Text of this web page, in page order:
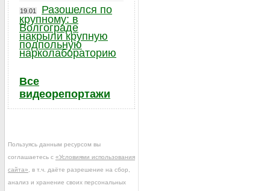
19.01
Разошелся по
крупному: в
Волгограде
накрыли крупную
подпольную
нарколабораторию
Все
видеорепортажи
Пользуясь данным ресурсом вы
соглашаетесь с «Условиями использования
сайта» , в т.ч. даёте разрешение на сбор,
анализ и хранение своих персональных